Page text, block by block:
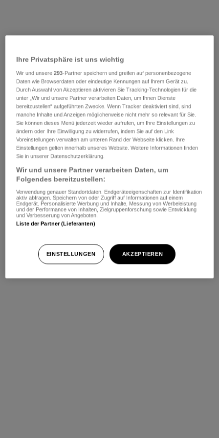
Ihre Privatsphäre ist uns wichtig
Wir und unsere293-Partner speichern und greifen auf personenbezogene
Daten wie Browserdaten oder eindeutige Kennungen auf Ihrem Gerät zu.
Durch Auswahl von Akzeptieren aktivieren Sie Tracking-Technologien für die
unter „Wir und unsere Partner verarbeiten Daten, um Ihnen Dienste
bereitzustellen“ aufgeführten Zwecke. Wenn Tracker deaktiviert sind, sind
manche Inhalte und Anzeigen möglicherweise nicht mehr so relevant für Sie.
Sie können dieses Menü jederzeit wieder aufrufen, um Ihre Einstellungen zu
ändern oder Ihre Einwilligung zu widerrufen, indem Sie auf den Link
Voreinstellungen verwalten am unteren Rand der Webseite klicken. Ihre
Einstellungen gelten innerhalb unseres Website. Weitere Informationen finden
Sie in unserer Datenschutzerklärung.
Wir und unsere Partner verarbeiten Daten, um
Folgendes bereitzustellen:
Verwendung genauer Standortdaten. Endgeräteeigenschaften zur Identifikation
aktiv abfragen. Speichern von oder Zugriff auf Informationen auf einem
Endgerät. Personalisierte Werbung und Inhalte, Messung von Werbeleistung
und der Performance von Inhalten, Zielgruppenforschung sowie Entwicklung
und Verbesserung von Angeboten.
Liste der Partner (Lieferanten)
EINSTELLUNGEN AKZEPTIEREN